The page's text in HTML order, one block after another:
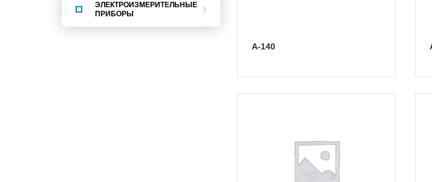
ЭЛЕКТРОИЗМЕРИТЕЛЬНЫЕ
ПРИБОРЫ
А-140